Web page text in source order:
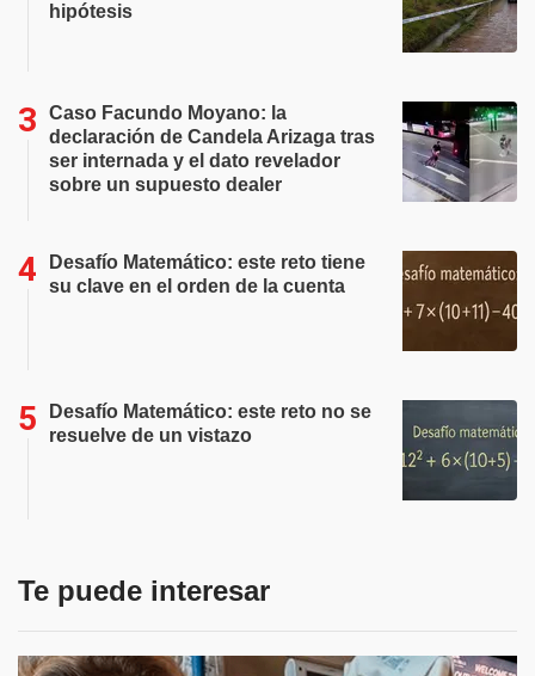
hipótesis
Caso Facundo Moyano: la
declaración de Candela Arizaga tras
ser internada y el dato revelador
sobre un supuesto dealer
Desafío Matemático: este reto tiene
su clave en el orden de la cuenta
Desafío Matemático: este reto no se
resuelve de un vistazo
Te puede interesar